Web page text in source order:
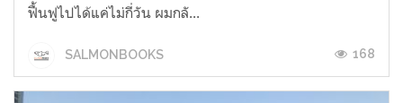
ฟื้นฟูไปได้แค่ไม่กี่วัน ผมกลั...
SALMONBOOKS 168